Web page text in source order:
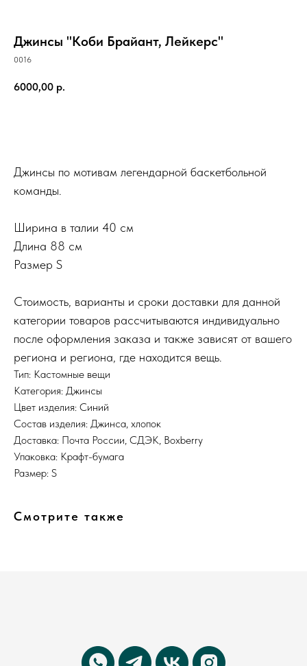
Джинсы "Коби Брайант, Лейкерс"
0016
6000,00 р.
Джинсы по мотивам легендарной баскетбольной
команды.
Ширина в талии 40 см
Длина 88 см
Размер S
Стоимость, варианты и сроки доставки для данной
категории товаров рассчитываются индивидуально
после оформления заказа и также зависят от вашего
региона и региона, где находится вещь.
Тип: Кастомные вещи
Категория: Джинсы
Цвет изделия: Синий
Состав изделия: Джинса, хлопок
Доставка: Почта России, СДЭК, Boxberry
Упаковка: Крафт-бумага
Размер: S
Смотрите также